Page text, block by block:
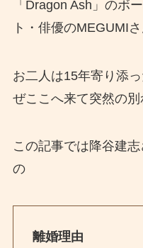
「Dragon Ash」のボ
ト・俳優のMEGUMIさ
お二人は15年寄り添
ぜここへ来て突然の
この記事では降谷建
の
離婚理由